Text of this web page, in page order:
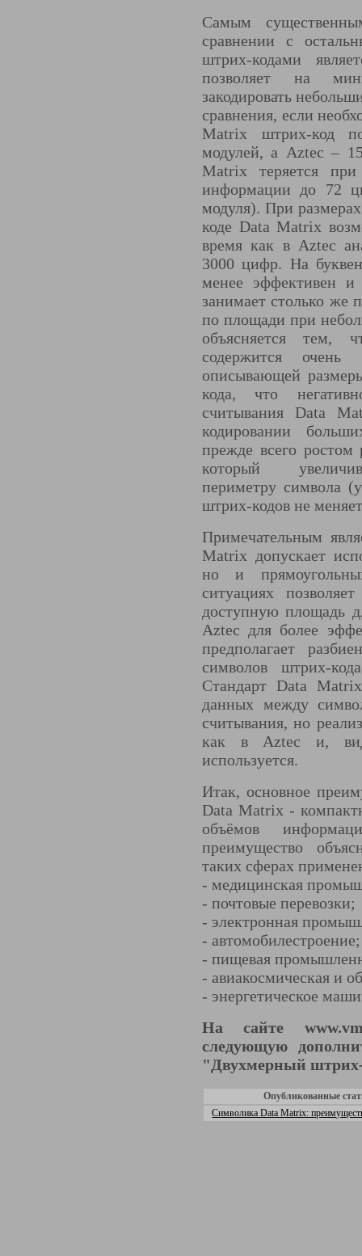
Самым
сравнении с
штрих-кодами
позволяет на
закодировать
сравнения, если
Matrix штрих-код
модулей, а Aztec –
Matrix теряется
информации до 72
модуля). При
коде Data Matrix
время как в Aztec
3000 цифр. На
менее эффективен
занимает столько
по площади при
объясняется тем,
содержится
описывающей
кода, что
считывания Data
кодировании
прежде всего ростом
который
периметру символа
штрих-кодов не
Примечательным
Matrix допускает
но и
ситуациях
доступную площадь
Aztec для более
предполагает
символов штрих-
Стандарт Data
данных между
считывания, но
как в Aztec и,
используется.
Итак, основное
Data Matrix -
объёмов
преимущество
таких сферах
- медицинская
- почтовые перевозки;
- электронная
- автомобилестроение;
- пищевая
- авиакосмическая и
- энергетическое
На сайте
следующую
"Двухмерный
Опубликованные
Символика Data Matrix: